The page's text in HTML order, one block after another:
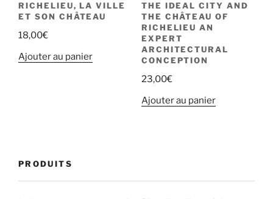
RICHELIEU, LA VILLE
ET SON CHÂTEAU
18,00€
Ajouter au panier
THE IDEAL CITY AND
THE CHÂTEAU OF
RICHELIEU AN
EXPERT
ARCHITECTURAL
CONCEPTION
23,00€
Ajouter au panier
PRODUITS